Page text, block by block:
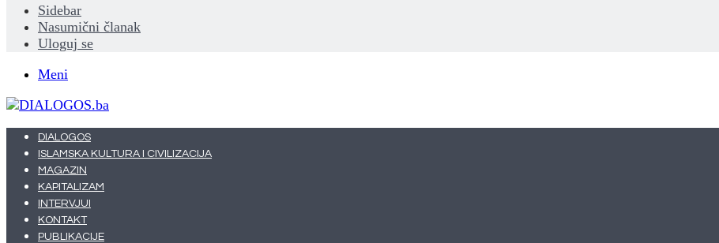
Sidebar
Nasumični članak
Uloguj se
Meni
DIALOGOS
ISLAMSKA KULTURA I CIVILIZACIJA
MAGAZIN
KAPITALIZAM
INTERVJUI
KONTAKT
PUBLIKACIJE